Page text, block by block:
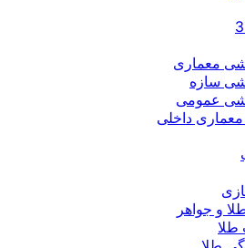
معماری
سازه
عمومی
داخلی
و جواهر
طلا